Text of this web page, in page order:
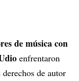
de música con
enfrentaron
de autor